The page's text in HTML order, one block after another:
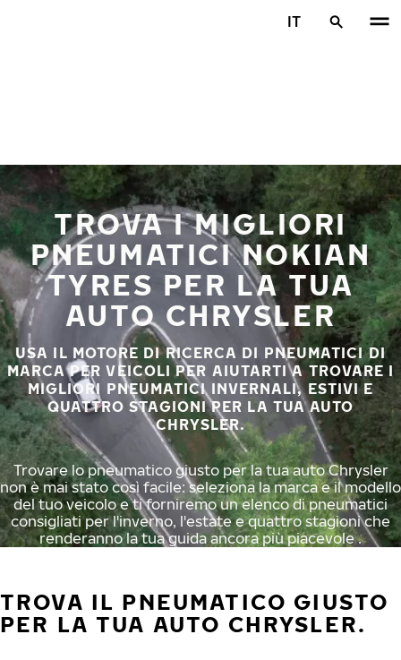
IT
TROVA I MIGLIORI
PNEUMATICI NOKIAN
TYRES PER LA TUA
AUTO CHRYSLER
USA IL MOTORE DI RICERCA DI PNEUMATICI DI
MARCA PER VEICOLI PER AIUTARTI A TROVARE I
MIGLIORI PNEUMATICI INVERNALI, ESTIVI E
QUATTRO STAGIONI PER LA TUA AUTO
CHRYSLER.
Trovare lo pneumatico giusto per la tua auto Chrysler
non è mai stato così facile: seleziona la marca e il modello
del tuo veicolo e ti forniremo un elenco di pneumatici
consigliati per l'inverno, l'estate e quattro stagioni che
renderanno la tua guida ancora più piacevole .
TROVA IL PNEUMATICO GIUSTO
PER LA TUA AUTO CHRYSLER.